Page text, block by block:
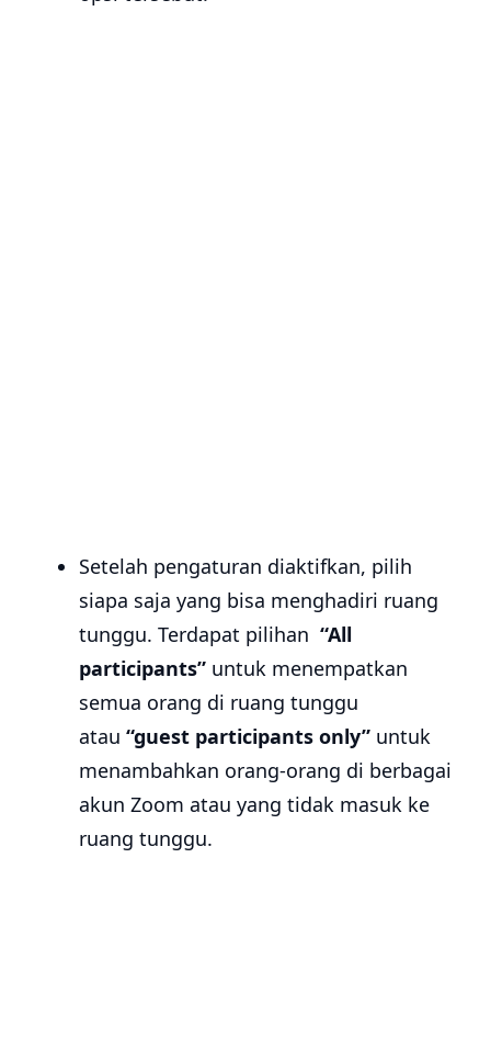
Setelah pengaturan diaktifkan, pilih
siapa saja yang bisa menghadiri ruang
tunggu. Terdapat pilihan “All
participants” untuk menempatkan
semua orang di ruang tunggu
atau “guest participants only” untuk
menambahkan orang-orang di berbagai
akun Zoom atau yang tidak masuk ke
ruang tunggu.